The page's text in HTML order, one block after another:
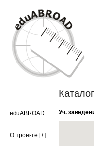
eduABROAD
О проекте [+]
Уч.